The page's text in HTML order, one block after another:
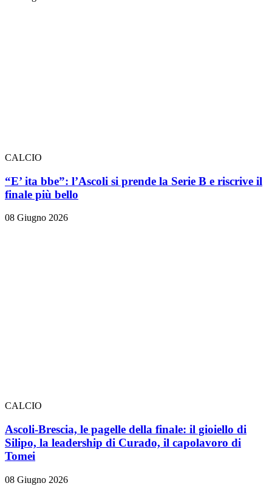
CALCIO
“E’ ita bbe”: l’Ascoli si prende la Serie B e riscrive il
finale più bello
08 Giugno 2026
CALCIO
Ascoli-Brescia, le pagelle della finale: il gioiello di
Silipo, la leadership di Curado, il capolavoro di
Tomei
08 Giugno 2026